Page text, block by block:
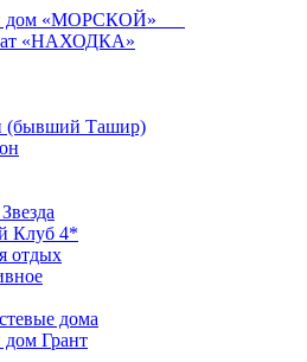
дом «МОРСКОЙ»
«НАХОДКА»
(бывший Ташир)
Клуб 4*
отдых
дома
дом Грант